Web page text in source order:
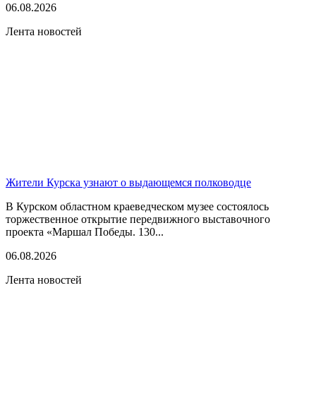
06.08.2026
Лента новостей
Жители Курска узнают о выдающемся полководце
В Курском областном краеведческом музее состоялось
торжественное открытие передвижного выставочного
проекта «Маршал Победы. 130...
06.08.2026
Лента новостей